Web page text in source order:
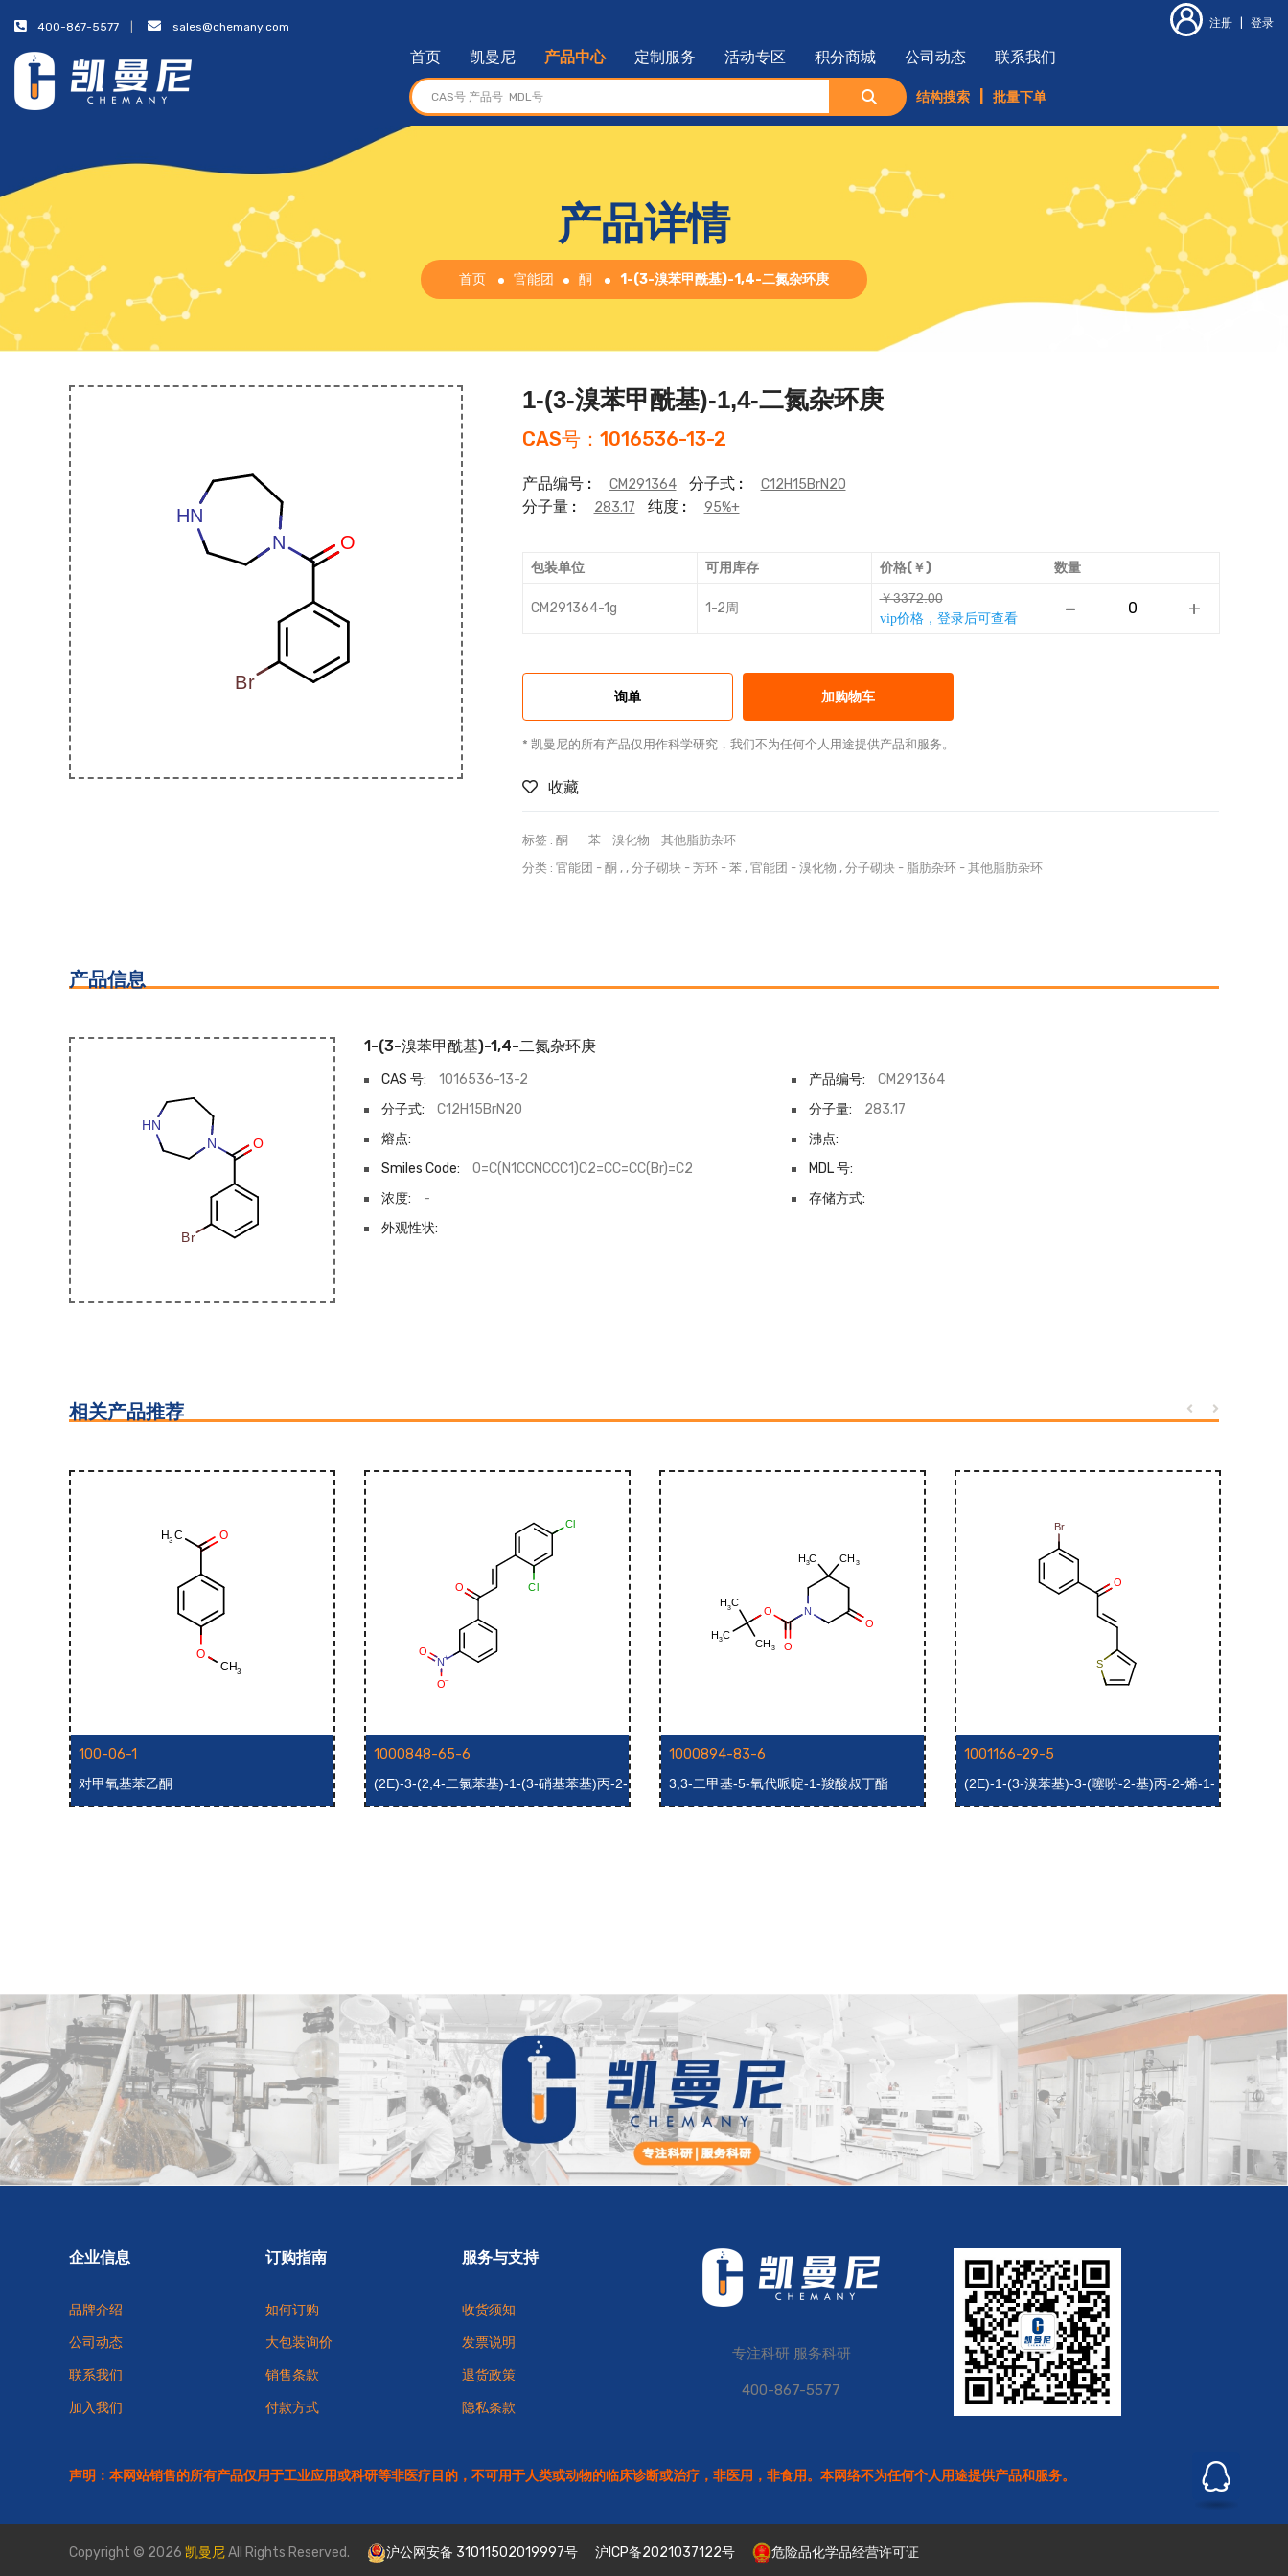
400-867-5577 sales@chemany.com 注册 登录
首页 凯曼尼 产品中心 定制服务 活动专区 积分商城 公司动态 联系我们
结构搜索 批量下单
产品详情
首页 官能团 酮 1-(3-溴苯甲酰基)-1,4-二氮杂环庚
1-(3-溴苯甲酰基)-1,4-二氮杂环庚
CAS号：1016536-13-2
产品编号 : CM291364 分子式 : C12H15BrN2O
分子量 : 283.17 纯度 : 95%+
包装单位 可用库存 价格(￥) 数量
CM291364-1g 1-2周
￥ƅƅşƏňƻƻ
vip价格，登录后可查看
- +
询单 加购物车
* 凯曼尼的所有产品仅用作科学研究，我们不为任何个人用途提供产品和服务。
收藏
标签 : 酮 苯 溴化物
其他脂肪杂环
分类 : 官能团 - 酮 , , 分子砌块- 芳环- 苯, 官能团 - 溴化物 , 分子砌块- 脂肪杂环- 其他脂肪杂环
产品信息
1-(3-溴苯甲酰基)-1,4-二氮杂环庚
CAS 号: 1016536-13-2 产品编号:
CM291364
分子式:
C12H15BrN2O 分子量:
283.17
熔点:
沸点:
Smiles Code:
O=C(N1CCNCCC1)C2=CC=CC(Br)=C2
MDL 号:
浓度:
-
存储方式:
外观性状:
相关产品推荐
100-06-1
对甲氧基苯乙酮
1000848-65-6
(2E)-3-(2,4-二氯苯基)-1-(3-硝基苯基)丙-2-
烯-1-酮
1000894-83-6
3,3-二甲基-5-氧代哌啶-1-羧酸叔丁酯
1001166-29-5
(2E)-1-(3-溴苯基)-3-(噻吩-2-基)丙-2-烯-1-
酮
企业信息
品牌介绍
公司动态
联系我们
加入我们
订购指南
如何订购
大包装询价
销售条款
付款方式
服务与支持
收货须知
发票说明
退货政策
隐私条款
专注科研 服务科研
400-867-5577
声明：本网站销售的所有产品仅用于工业应用或科研等非医疗目的，不可用于人类或动物的临床诊断或治疗，非医用，非食用。本网络不为任何个人用途提供产品和服务。
Copyright © 2026 凯曼尼All Rights Reserved. 沪公网安备 31011502019997号 沪ICP备2021037122号 危险品化学品经营许可证